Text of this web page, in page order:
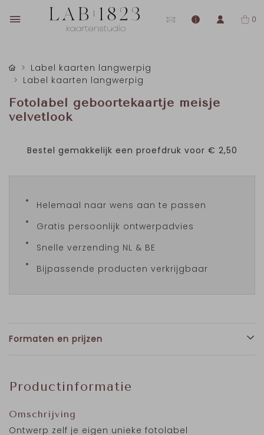
0
Label kaarten langwerpig
Label kaarten langwerpig
Fotolabel geboortekaartje meisje
velvetlook
Bestel gemakkelijk een proefdruk voor € 2,50
Helemaal naar wens aan te passen
Gratis persoonlijk ontwerpadvies
Snelle verzending NL & BE
Bijpassende producten verkrijgbaar
Formaten en prijzen
Productinformatie
Omschrijving
Ontwerp zelf je eigen unieke fotolabel